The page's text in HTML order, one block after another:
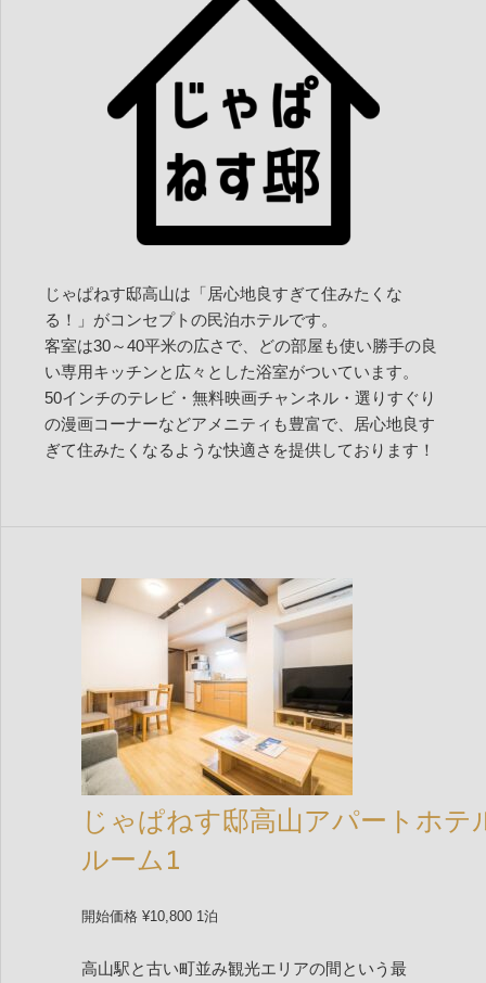
じゃぱねす邸高山は「居心地良すぎて住みたくな
る！」がコンセプトの民泊ホテルです。
客室は30～40平米の広さで、どの部屋も使い勝手の良
い専用キッチンと広々とした浴室がついています。
50インチのテレビ・無料映画チャンネル・選りすぐり
の漫画コーナーなどアメニティも豊富で、居心地良す
ぎて住みたくなるような快適さを提供しております！
じゃぱねす邸高山アパートホテ
ルーム1
開始価格 ¥10,800 1泊
高山駅と古い町並み観光エリアの間という最